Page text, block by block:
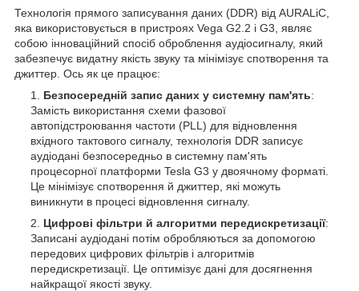
Технологія прямого записування даних (DDR) від AURALiC,
яка використовується в пристроях Vega G2.2 і G3, являє
собою інноваційний спосіб оброблення аудіосигналу, який
забезпечує видатну якість звуку та мінімізує спотворення та
джиттер. Ось як це працює:
Безпосередній запис даних у системну пам'ять:
Замість використання схеми фазової
автопідстроювання частоти (PLL) для відновлення
вхідного тактового сигналу, технологія DDR записує
аудіодані безпосередньо в системну пам'ять
процесорної платформи Tesla G3 у двоячному форматі.
Це мінімізує спотворення й джиттер, які можуть
виникнути в процесі відновлення сигналу.
Цифрові фільтри й алгоритми передискретизації:
Записані аудіодані потім обробляються за допомогою
передових цифрових фільтрів і алгоритмів
передискретизації. Це оптимізує дані для досягнення
найкращої якості звуку.